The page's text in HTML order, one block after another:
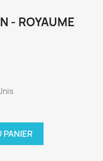
- ROYAUME
PANIER